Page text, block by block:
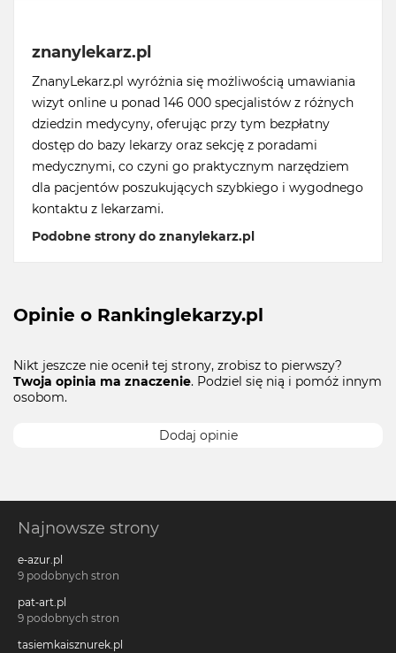
znanylekarz.pl
ZnanyLekarz.pl wyróżnia się możliwością umawiania
wizyt online u ponad 146 000 specjalistów z różnych
dziedzin medycyny, oferując przy tym bezpłatny
dostęp do bazy lekarzy oraz sekcję z poradami
medycznymi, co czyni go praktycznym narzędziem
dla pacjentów poszukujących szybkiego i wygodnego
kontaktu z lekarzami.
Podobne strony do znanylekarz.pl
Opinie o Rankinglekarzy.pl
Nikt jeszcze nie ocenił tej strony, zrobisz to pierwszy?
Twoja opinia ma znaczenie. Podziel się nią i pomóż innym
osobom.
Dodaj opinie
Najnowsze strony
e-azur.pl
9 podobnych stron
pat-art.pl
9 podobnych stron
tasiemkaisznurek.pl